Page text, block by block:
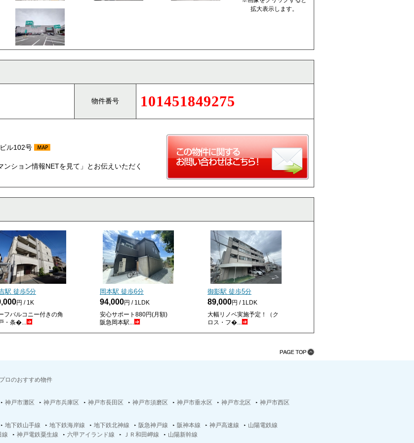
拡大表示します。
物件番号 101451849275
ル102号
ション情報NETを見て」とお伝えいただく
駅 徒歩5分
円 / 1K
フバルコニー付きの角
・条�...
岡本駅 徒歩6分
94,000円 / 1LDK
安心サポート880円(月額)
阪急岡本駅...
御影駅 徒歩5分
89,000円 / 1LDK
大幅リノベ実施予定！（ク
ロス・フ�...
プロのおすすめ物件
神戸市灘区 神戸市兵庫区 神戸市長田区 神戸市須磨区 神戸市垂水区 神戸市北区
神戸市西区
地下鉄山手線 地下鉄海岸線 地下鉄北神線 阪急神戸線 阪神本線 神戸高速線
山陽電鉄線
線 神戸電鉄粟生線 六甲アイランド線 ＪＲ和田岬線 山陽新幹線